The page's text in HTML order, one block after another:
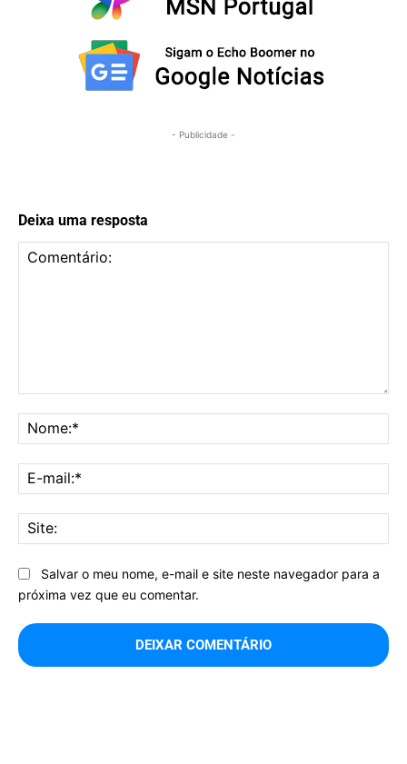
- Publicidade -
Deixa uma resposta
Salvar o meu nome, e-mail e site neste navegador para a
próxima vez que eu comentar.